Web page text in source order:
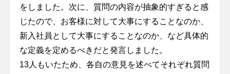
をしました。次に、質問の内容が抽象的すぎると感
じたので、お客様に対して大事にすることなのか、
新入社員として大事にすることなのか、など具体的
な定義を定めるべきだと発言しました。
13人もいたため、各自の意見を述べてそれぞれ質問